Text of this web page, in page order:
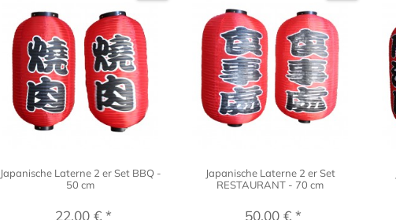
Japanische Laterne 2 er Set BBQ -
50 cm
22,00 € *
Japanische Laterne 2 er Set
RESTAURANT - 70 cm
50,00 € *